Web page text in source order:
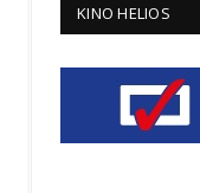
KINO HELIOS